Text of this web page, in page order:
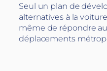
Seul un plan de
alternatives à la
même de répondre
déplacements